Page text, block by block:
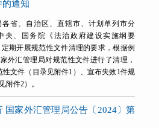
的通知
各省、自治区、直辖市、计划单列市分
央、国务院《法治政府建设实施纲要
定期开展规范性文件清理的要求，根据例
外汇管理局对规范性文件进行了清理，
性文件（目录见附件1）、宣布失效1件规
附件2）。
国家外汇管理局公告〔2024〕第